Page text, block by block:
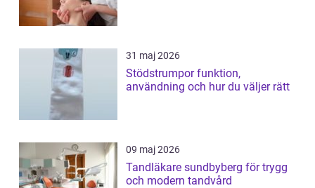
31 maj 2026
Stödstrumpor funktion,
användning och hur du väljer rätt
09 maj 2026
Tandläkare sundbyberg för trygg
och modern tandvård